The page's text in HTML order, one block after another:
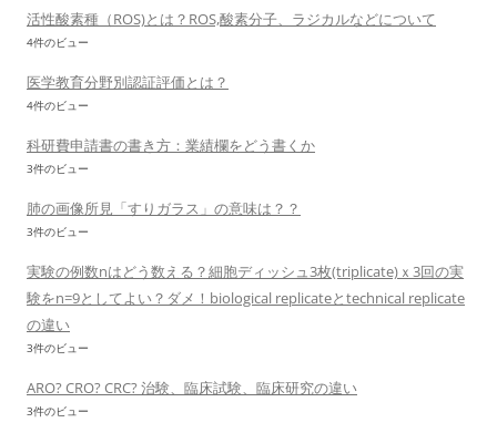
活性酸素種（ROS)とは？ROS,酸素分子、ラジカルなどについて
4件のビュー
医学教育分野別認証評価とは？
4件のビュー
科研費申請書の書き方：業績欄をどう書くか
3件のビュー
肺の画像所見「すりガラス」の意味は？？
3件のビュー
実験の例数nはどう数える？細胞ディッシュ3枚(triplicate)ｘ3回の実
験をn=9としてよい？ダメ！biological replicateとtechnical replicate
の違い
3件のビュー
ARO? CRO? CRC? 治験、臨床試験、臨床研究の違い
3件のビュー